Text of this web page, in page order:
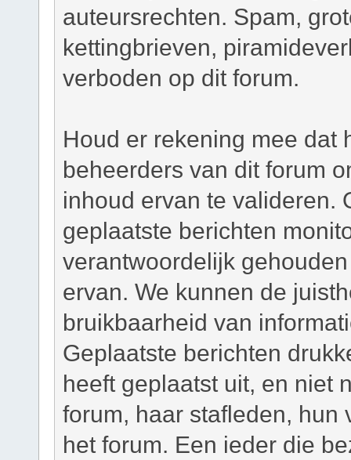
auteursrechten. Spam,
kettingbrieven,
verboden op dit forum.
Houd er rekening mee dat
beheerders van dit forum
inhoud ervan te valideren.
geplaatste berichten
verantwoordelijk
ervan. We kunnen de
bruikbaarheid van
Geplaatste berichten
heeft geplaatst uit, en niet
forum, haar stafleden, hun
het forum. Een ieder die